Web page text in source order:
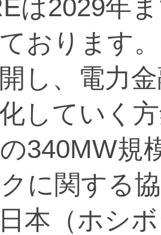
は2029年
おります
し、電力
していく
340MW規
に関する
本（ホシ